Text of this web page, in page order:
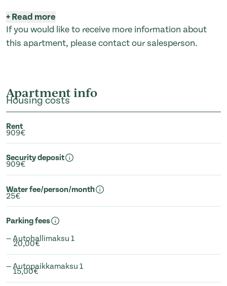
+Read more
If you would like to receive more information about
this apartment, please contact our salesperson.
Apartment info
Housing costs
Rent
909€
Security deposit
909€
Water fee/person/month
25€
Parking fees
— Autohallimaksu 1
20,00€
— Autopaikkamaksu 1
15,00€